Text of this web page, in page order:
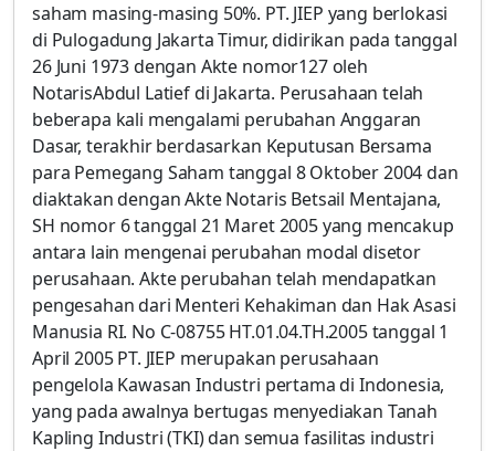
saham masing-masing 50%. PT. JIEP yang berlokasi
di Pulogadung Jakarta Timur, didirikan pada tanggal
26 Juni 1973 dengan Akte nomor127 oleh
NotarisAbdul Latief di Jakarta. Perusahaan telah
beberapa kali mengalami perubahan Anggaran
Dasar, terakhir berdasarkan Keputusan Bersama
para Pemegang Saham tanggal 8 Oktober 2004 dan
diaktakan dengan Akte Notaris Betsail Mentajana,
SH nomor 6 tanggal 21 Maret 2005 yang mencakup
antara lain mengenai perubahan modal disetor
perusahaan. Akte perubahan telah mendapatkan
pengesahan dari Menteri Kehakiman dan Hak Asasi
Manusia RI. No C-08755 HT.01.04.TH.2005 tanggal 1
April 2005 PT. JIEP merupakan perusahaan
pengelola Kawasan Industri pertama di Indonesia,
yang pada awalnya bertugas menyediakan Tanah
Kapling Industri (TKI) dan semua fasilitas industri